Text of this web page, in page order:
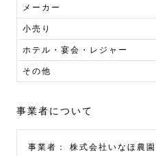
メーカー
小売り
ホテル・宴会・レジャー
その他
事業者について
事業者： 株式会社いなほ農園